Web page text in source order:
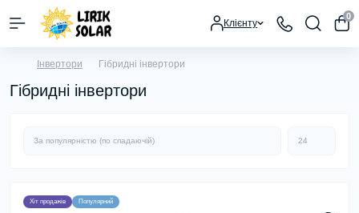
Клієнту
0
Інвертори Гібридні інвертори
Гібридні інвертори
Хіт продажів Популярний